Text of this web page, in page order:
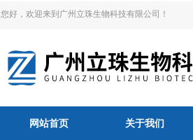
您好，欢迎来到广州立珠生物科技有限公司！
网站首页 关于我们